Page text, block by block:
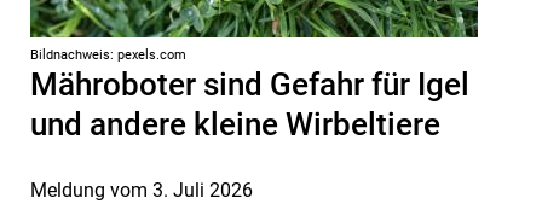
Bildnachweis: pexels.com
Meldung vom 3. Juli 2026
Mähroboter sind Gefahr für Igel
und andere kleine Wirbeltiere